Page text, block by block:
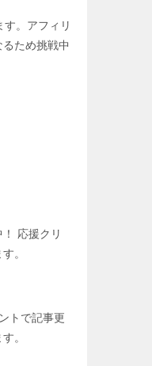
。アフィリ
ため挑戦中
応援クリ
。
トで記事更
。